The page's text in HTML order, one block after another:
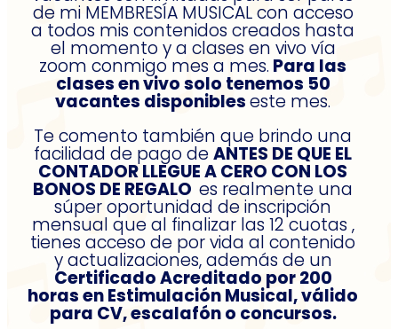
de mi MEMBRESÍA MUSICAL con acceso
a todos mis contenidos creados hasta
el momento y a clases en vivo vía
zoom conmigo mes a mes. Para las
clases en vivosolo tenemos 50
vacantes disponibleseste mes.
Te comento también que brindo una
facilidad de pago de ANTES DE QUE EL
CONTADOR LLEGUE A CERO CON LOS
BONOS DE REGALO es realmente una
súper oportunidad de inscripción
mensual que al finalizar las 12 cuotas ,
tienes acceso de por vida al contenido
y actualizaciones, además de un
Certificado Acreditado por 200
horas en Estimulación Musical, válido
para CV, escalafón o concursos.